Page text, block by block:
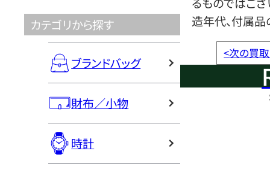
カテゴリから探す
ブランドバッグ
財布／小物
時計
造年代、付属品
<次の買